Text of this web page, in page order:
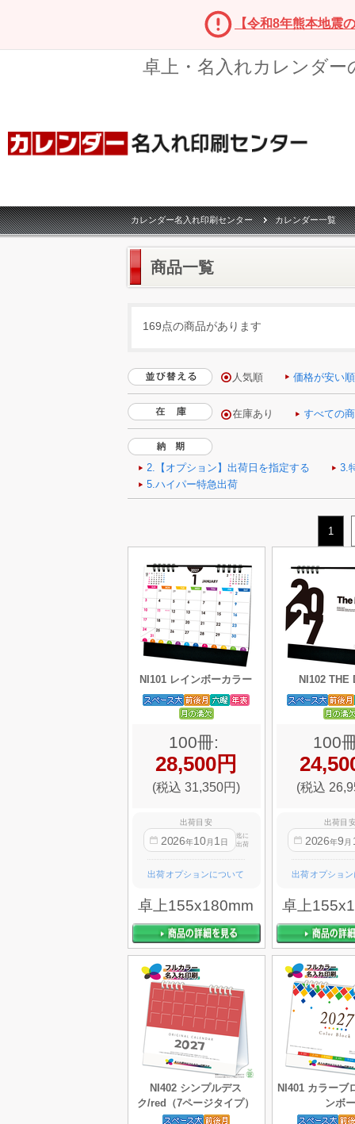
【令和8年熊本地震
卓上・名入れカレンダ
カレンダー名入れ印刷センター カレンダー一覧
商品一覧
169点の商品があります
人気順 価格が安い順
1
NI101 レインボーカラー
100冊:
28,500円
(税込 31,350円)
出荷目安
2026年10月 1 日
迄に
出荷
出荷オプションについて
卓上155x180mm
NI102 THE
100
(税込
出荷目
2026年9 月
出荷オプショ
卓上
NI402 シンプルデス
ク/red（7ページタイプ）
NI401 カラーブ
ンボー